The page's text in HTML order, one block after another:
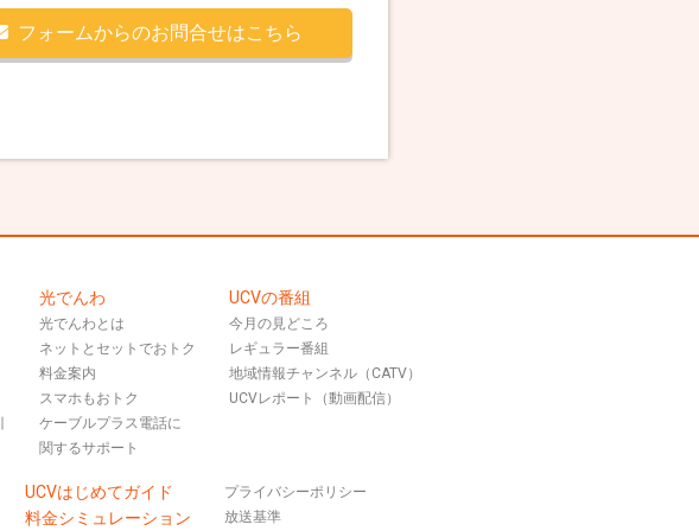
フォームからのお問合せはこちら
光でんわ
光でんわとは
ネットとセットでおトク
料金案内
スマホもおトク
ケーブルプラス電話に
関するサポート
UCVの番組
今月の見どころ
レギュラー番組
地域情報チャンネル（CATV）
UCVレポート（動画配信）
UCVはじめてガイド
料金シミュレーション
プライバシーポリシー
放送基準